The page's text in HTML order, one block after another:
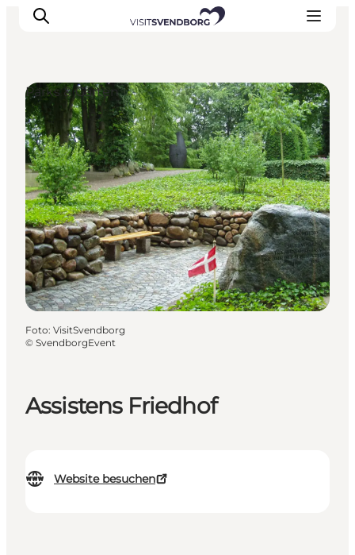
Veranstaltungen
Essen und Trinken
Shopping in Svendborg
Übernachtung
Den Urlaub planen
Assistens Friedhof
Website besuchen
Parks & Gärten
Foto: VisitSvendborg
© SvendborgEvent